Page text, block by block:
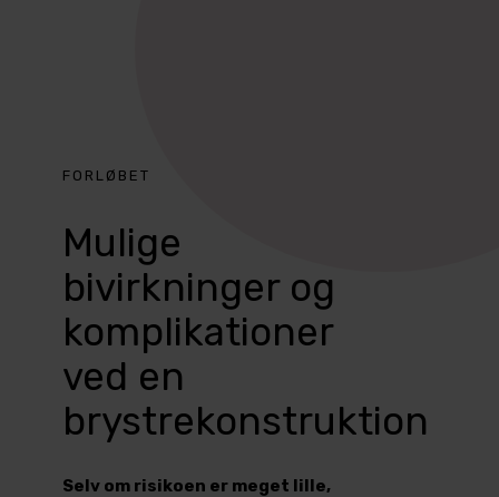
FORLØBET
Mulige
bivirkninger og
komplikationer
ved en
brystrekonstruktion
Selv om risikoen er meget lille,